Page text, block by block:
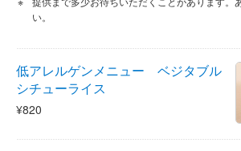
い。
低アレルゲンメニュー ベジタブル
シチューライス
¥820